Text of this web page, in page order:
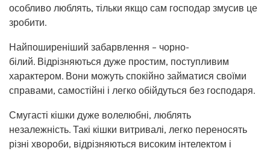
особливо люблять, тільки якщо сам господар змусив це
зробити.
Найпоширеніший забарвлення – чорно-
білий. Відрізняються дуже простим, поступливим
характером. Вони можуть спокійно займатися своїми
справами, самостійні і легко обійдуться без господаря.
Смугасті кішки дуже волелюбні, люблять
незалежність. Такі кішки витривалі, легко переносять
різні хвороби, відрізняються високим інтелектом і